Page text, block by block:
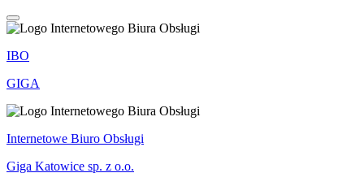
IBO
GIGA
Internetowe Biuro Obsługi
Giga Katowice sp. z o.o.